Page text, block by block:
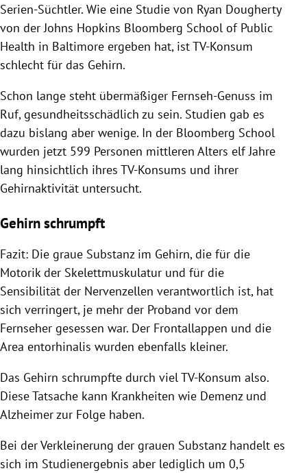
Untermenü
Serien-Süchtler. Wie eine Studie von Ryan Dougherty
von der Johns Hopkins Bloomberg School of Public
Health in Baltimore ergeben hat, ist TV-Konsum
schlecht für das Gehirn.
Schon lange steht übermäßiger Fernseh-Genuss im
Ruf, gesundheitsschädlich zu sein. Studien gab es
dazu bislang aber wenige. In der Bloomberg School
wurden jetzt 599 Personen mittleren Alters elf Jahre
lang hinsichtlich ihres TV-Konsums und ihrer
Gehirnaktivität untersucht.
Gehirn schrumpft
Fazit: Die graue Substanz im Gehirn, die für die
Motorik der Skelettmuskulatur und für die
Sensibilität der Nervenzellen verantwortlich ist, hat
sich verringert, je mehr der Proband vor dem
Fernseher gesessen war. Der Frontallappen und die
Area entorhinalis wurden ebenfalls kleiner.
Das Gehirn schrumpfte durch viel TV-Konsum also.
Diese Tatsache kann Krankheiten wie Demenz und
Alzheimer zur Folge haben.
Bei der Verkleinerung der grauen Substanz handelt es
sich im Studienergebnis aber lediglich um 0,5